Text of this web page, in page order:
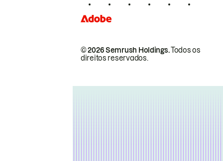
© 2026 Semrush Holdings.Todos os
direitos reservados.